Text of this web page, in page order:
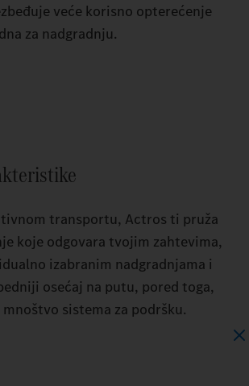
veće korisno opterećenje
za nadgradnju.
transportu, Actros ti pruža
koje odgovara tvojim zahtevima,
izabranim nadgradnjama i
osećaj na putu, pored toga,
sistema za podršku.